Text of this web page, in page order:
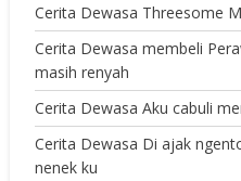
Cerita Dewasa Threesome
Cerita Dewasa membeli
masih renyah
Cerita Dewasa Aku cabuli
Cerita Dewasa Di ajak
nenek ku